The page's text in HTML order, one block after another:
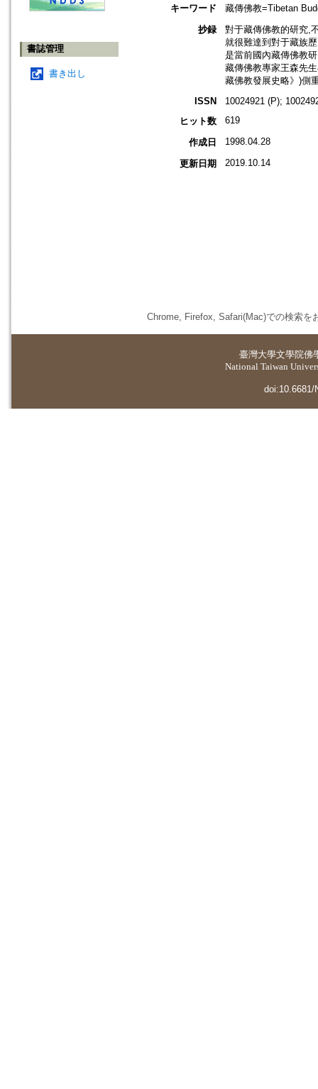
書誌管理
書き出し
キーワード
藏傳佛教=Tibetan
抄録
對于藏傳佛教的研究,
就很難達到對于藏族
是當前國內藏傳佛教
藏傳佛教專家王森先
藏佛教發展史略》)側
ISSN
10024921 (P);
ヒット数
619
作成日 1998.04.28
更新日期 2019.10.14
Chrome, Firefox, Safari(Mac)での検索を
臺灣大學文學院佛
National Taiwan
doi:10.6681/